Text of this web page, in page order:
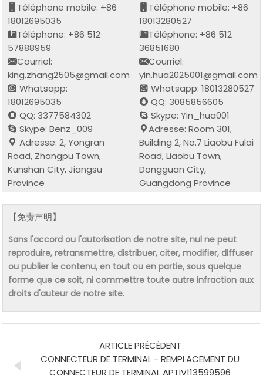
Téléphone mobile: +86
18012695035
Téléphone: +86 512
57888959
Courriel:
king.zhang2505@gmail.com
Whatsapp:
18012695035
QQ: 3377584302
Skype: Benz_009
Adresse: 2, Yongran
Road, Zhangpu Town,
Kunshan City, Jiangsu
Province
Téléphone mobile: +86
18013280527
Téléphone: +86 512
36851680
Courriel:
yin.hua2025001@gmail.com
Whatsapp: 18013280527
QQ: 3085856605
Skype: Yin_hua001
Adresse: Room 301,
Building 2, No.7 Liaobu Fulai
Road, Liaobu Town,
Dongguan City,
Guangdong Province
【免责声明】
Sans l'accord ou l'autorisation de notre site, nul ne peut
reproduire, retransmettre, distribuer, citer, modifier, diffuser
ou publier le contenu, en tout ou en partie, sous quelque
forme que ce soit, ni commettre toute autre infraction aux
droits d'auteur de notre site.
ARTICLE PRÉCÉDENT
CONNECTEUR DE TERMINAL - REMPLACEMENT DU
CONNECTEUR DE TERMINAL APTIV|13599596